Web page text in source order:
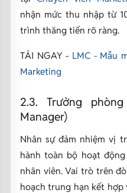
nhận mức thu nhập từ
trình thăng tiến rõ ràng.
TẢI NGAY - LMC - Mẫu
Marketing
2.3. Trưởng
Manager)
Nhân sự đảm nhiệm vị
hành toàn bộ hoạt
nhân viên. Vai trò trên
hoạch trung hạn kết